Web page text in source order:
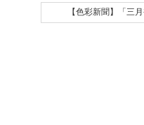
【色彩新聞】「三